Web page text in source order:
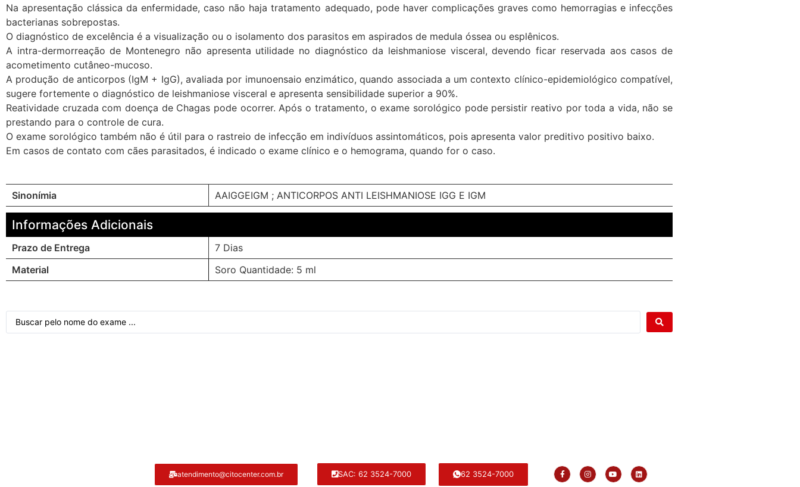
Na apresentação clássica da enfermidade, caso não haja tratamento adequado, pode haver complicações graves como hemorragias e infecções
bacterianas sobrepostas.
O diagnóstico de excelência é a visualização ou o isolamento dos parasitos em aspirados de medula óssea ou esplênicos.
A intra-dermorreação de Montenegro não apresenta utilidade no diagnóstico da leishmaniose visceral, devendo ficar reservada aos casos de
acometimento cutâneo-mucoso.
A produção de anticorpos (IgM + IgG), avaliada por imunoensaio enzimático, quando associada a um contexto clínico-epidemiológico compatível,
sugere fortemente o diagnóstico de leishmaniose visceral e apresenta sensibilidade superior a 90%.
Reatividade cruzada com doença de Chagas pode ocorrer. Após o tratamento, o exame sorológico pode persistir reativo por toda a vida, não se
prestando para o controle de cura.
O exame sorológico também não é útil para o rastreio de infecção em indivíduos assintomáticos, pois apresenta valor preditivo positivo baixo.
Em casos de contato com cães parasitados, é indicado o exame clínico e o hemograma, quando for o caso.
Sinonímia AAIGGEIGM ; ANTICORPOS ANTI LEISHMANIOSE IGG E IGM
Informações Adicionais
Prazo de Entrega
7 Dias
Material
Soro Quantidade: 5 ml
atendimento@citocenter.com.br SAC: 62 3524-7000 62 3524-7000